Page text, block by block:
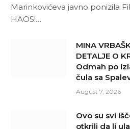
Marinkovićeva javno ponizila
HAOS!…
MINA
DETALJE O
Odmah po
čula sa
August 7, 2026
Ovo su svi
otkrili da li